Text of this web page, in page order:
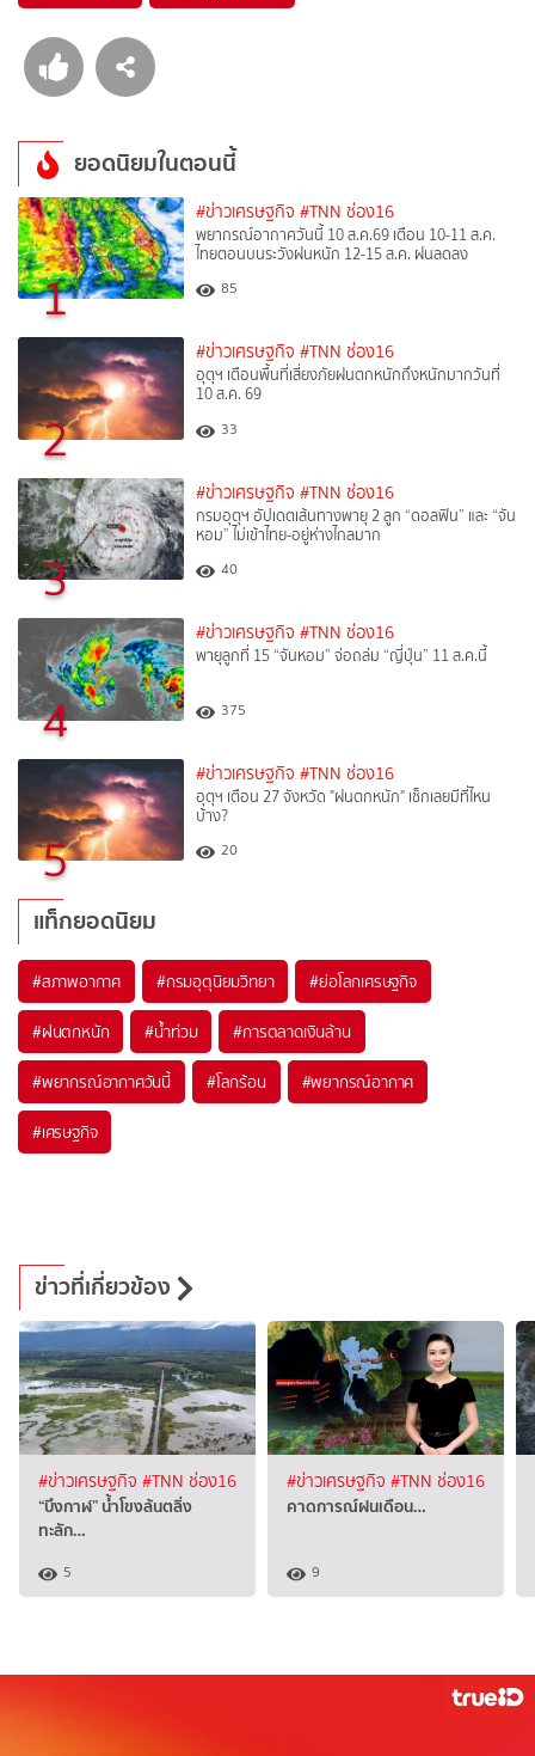
ยอดนิยมในตอนนี้
1
#ข่าวเศรษฐกิจ #TNN ช่อง16
พยากรณ์อากาศวันนี้ 10 ส.ค.69 เตือน 10-11 ส.ค.
ไทยตอนบนระวังฝนหนัก 12-15 ส.ค. ฝนลดลง
85
2
#ข่าวเศรษฐกิจ #TNN ช่อง16
อุตุฯ เตือนพื้นที่เสี่ยงภัยฝนตกหนักถึงหนักมากวันที่
10 ส.ค. 69
33
3
#ข่าวเศรษฐกิจ #TNN ช่อง16
กรมอุตุฯ อัปเดตเส้นทางพายุ 2 ลูก “ดอลฟิน” และ “จัน
หอม” ไม่เข้าไทย-อยู่ห่างไกลมาก
40
4
#ข่าวเศรษฐกิจ #TNN ช่อง16
พายุลูกที่ 15 “จันหอม” จ่อถล่ม “ญี่ปุ่น” 11 ส.ค.นี้
375
5
#ข่าวเศรษฐกิจ #TNN ช่อง16
อุตุฯ เตือน 27 จังหวัด "ฝนตกหนัก" เช็กเลยมีที่ไหน
บ้าง?
20
แท็กยอดนิยม
#สภาพอากาศ #กรมอุตุนิยมวิทยา #ย่อโลกเศรษฐกิจ
#ฝนตกหนัก #น้ำท่วม #การตลาดเงินล้าน
#พยากรณ์อากาศวันนี้ #โลกร้อน #พยากรณ์อากาศ
#เศรษฐกิจ
ข่าวที่เกี่ยวข้อง
#ข่าวเศรษฐกิจ #TNN ช่อง16
“บึงกาฬ” น้ำโขงล้นตลิ่ง
ทะลัก…
5
#ข่าวเศรษฐกิจ #TNN ช่อง16
คาดการณ์ฝนเดือน…
9